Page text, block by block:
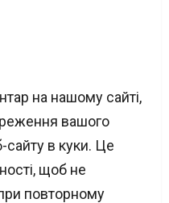
на нашому сайті,
вашого
сайту в куки. Це
щоб не
повторному